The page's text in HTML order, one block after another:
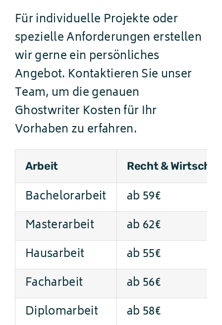
Für individuelle Projekte oder
spezielle Anforderungen erstellen
wir gerne ein persönliches
Angebot. Kontaktieren Sie unser
Team, um die genauen
Ghostwriter Kosten für Ihr
Vorhaben zu erfahren.
Arbeit Recht &
Bachelorarbeit
ab 59€
Masterarbeit
ab 62€
Hausarbeit
ab 55€
Facharbeit
ab 56€
Diplomarbeit
ab 58€